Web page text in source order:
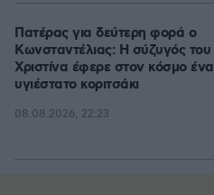
Πατέρας για δεύτερη φορά ο
Κωνσταντέλιας: Η σύζυγός του
Χριστίνα έφερε στον κόσμο ένα
υγιέστατο κοριτσάκι
08.08.2026, 22:23